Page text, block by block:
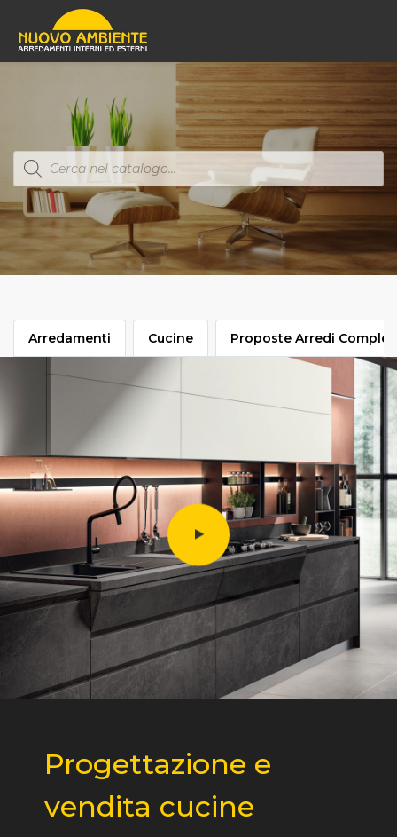
Products
search
Arredamenti Cucine Proposte Arredi Completi
Progettazione e
vendita cucine